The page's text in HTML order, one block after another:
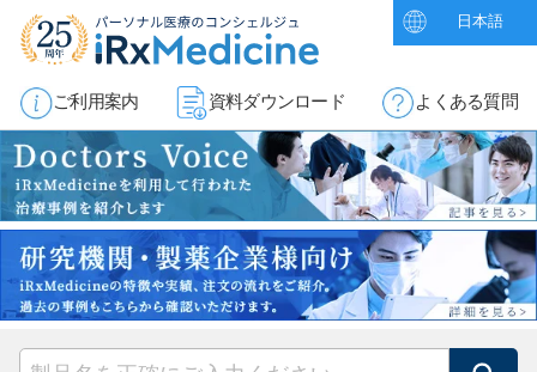
日本語
ご利用案内 資料ダウンロード よくある質問